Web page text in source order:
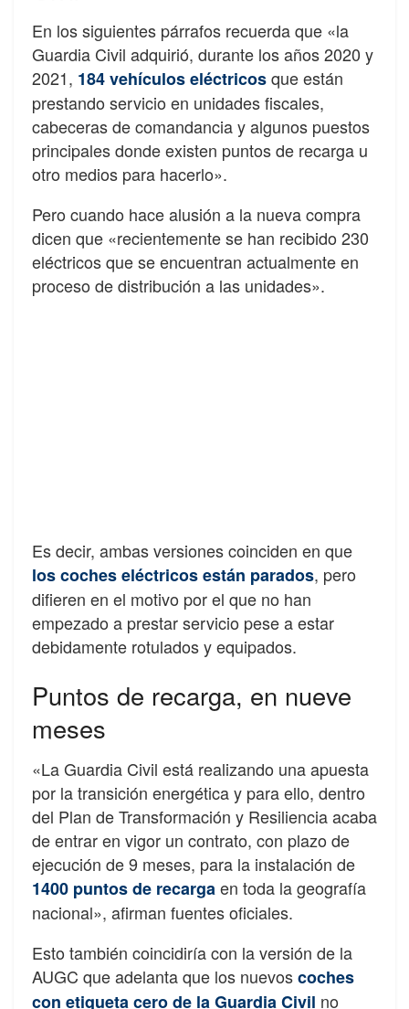
En los siguientes párrafos recuerda que «la
Guardia Civil adquirió, durante los años 2020 y
2021, 184 vehículos eléctricosque están
prestando servicio en unidades fiscales,
cabeceras de comandancia y algunos puestos
principales donde existen puntos de recarga u
otro medios para hacerlo».
Pero cuando hace alusión a la nueva compra
dicen que «recientemente se han recibido 230
eléctricos que se encuentran actualmente en
proceso de distribución a las unidades».
Es decir, ambas versiones coinciden en que
los coches eléctricos están parados, pero
difieren en el motivo por el que no han
empezado a prestar servicio pese a estar
debidamente rotulados y equipados.
Puntos de recarga, en nueve
meses
«La Guardia Civil está realizando una apuesta
por latransición energéticay para ello, dentro
del Plan de Transformación y Resiliencia acaba
de entrar en vigor un contrato, con plazo de
ejecución de 9 meses, para la instalación de
1400 puntos de recargaen toda la geografía
nacional», afirman fuentes oficiales.
Esto también coincidiría con la versión de la
AUGC que adelanta que los nuevoscoches
con etiqueta cero de la Guardia Civil no